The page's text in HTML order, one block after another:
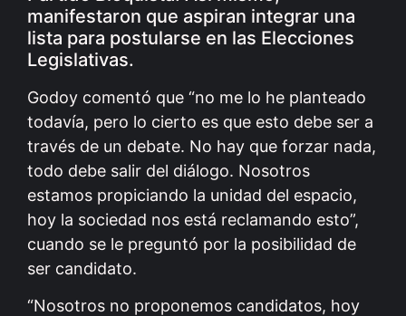
manifestaron que aspiran integrar una
lista para postularse en las Elecciones
Legislativas.
Godoy comentó que “no me lo he planteado
todavía, pero lo cierto es que esto debe ser a
través de un debate. No hay que forzar nada,
todo debe salir del diálogo. Nosotros
estamos propiciando la unidad del espacio,
hoy la sociedad nos está reclamando esto”,
cuando se le preguntó por la posibilidad de
ser candidato.
“Nosotros no proponemos candidatos, hoy